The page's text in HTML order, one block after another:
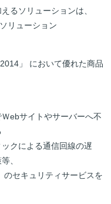
るソリューションは、
リューション
」 において優れた商品
ebサイトやサーバーへ不
クによる通信回線の遅
、
のセキュリティサービスを